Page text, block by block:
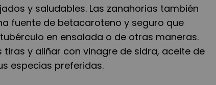
y saludables. Las zanahorias también
fuente de betacaroteno y seguro que
en ensalada o de otras maneras.
tiras y aliñar con vinagre de sidra, aceite de
especias preferidas.